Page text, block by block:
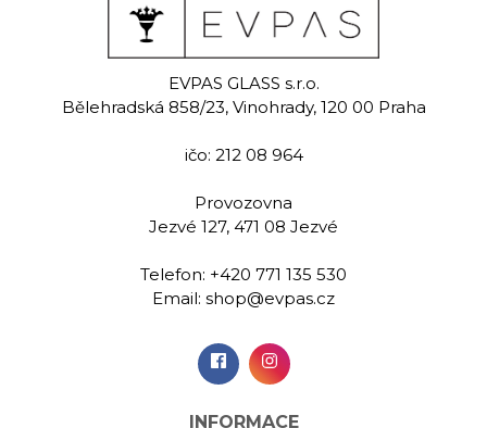
EVPAS GLASS s.r.o.
Bělehradská 858/23, Vinohrady, 120 00 Praha
ičo: 212 08 964
Provozovna
Jezvé 127, 471 08 Jezvé
Telefon: +420 771 135 530
Email: shop@evpas.cz
INFORMACE